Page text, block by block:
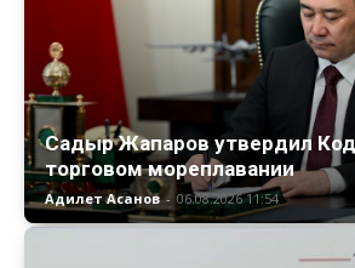
Садыр Жапаров утвердил
торговом мореплавании
Адилет Асанов - 06.08.2026 11:54